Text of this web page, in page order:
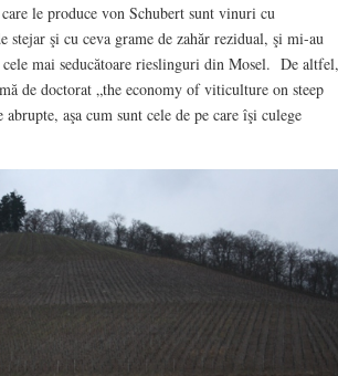
le produce von Schubert sunt vinuri cu
stejar şi cu ceva grame de zahăr rezidual, şi mi-au
mai seducătoare rieslinguri din Mosel. De altfel,
de doctorat „the economy of viticulture on steep
aşa cum sunt cele de pe care îşi culege